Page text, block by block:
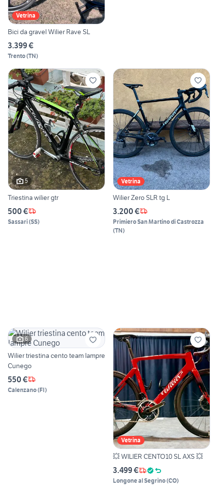
Vetrina
Bici da gravel Wilier Rave SL
3.399 €
Trento(TN)
5
Triestina wilier gtr
500 €
Sassari(SS)
Vetrina
Wilier Zero SLR tg L
3.200 €
Primiero San Martino di Castrozza
(TN)
6
Wilier triestina cento team lampre
Cunego
550 €
Calenzano(FI)
Vetrina
💥 WILIER CENTO10 SL AXS 💥
3.499 €
Longone al Segrino(CO)